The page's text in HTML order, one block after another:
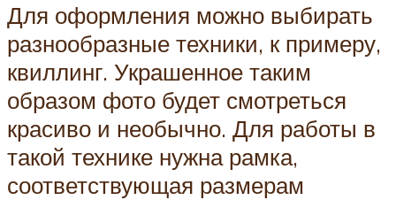
Для оформления можно выбирать
разнообразные техники, к примеру,
квиллинг. Украшенное таким
образом фото будет смотреться
красиво и необычно. Для работы в
такой технике нужна рамка,
соответствующая размерам